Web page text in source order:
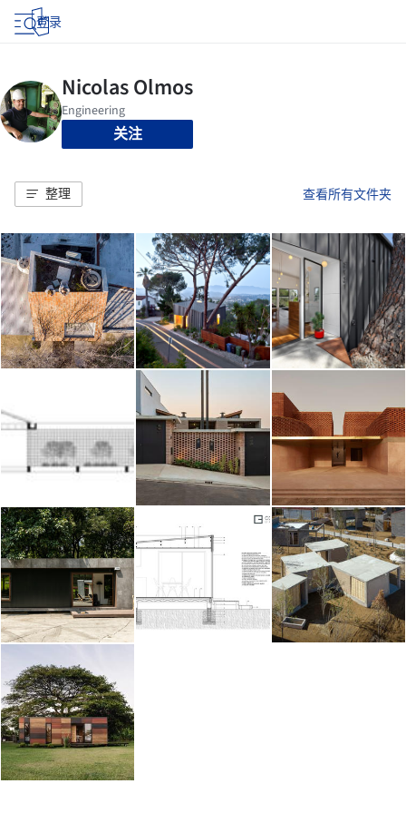
登录
关注
整理 查看所有文件夹